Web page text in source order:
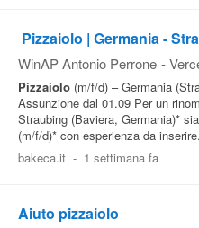
Pubblica
Offerte
Area
Aziende
Pizzaiolo | Germania -
WinAP Antonio Perrone -
Pizzaiolo (m/f/d) – Germania
Assunzione dal 01.09 Per un
Straubing (Baviera, Germania)*
(m/f/d)* con esperienza da
bakeca.it - 1 settimana fa
Aiuto pizzaiolo